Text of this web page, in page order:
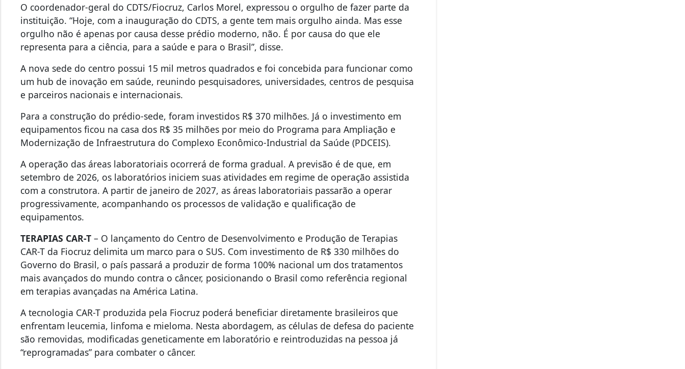
O coordenador-geral do CDTS/Fiocruz, Carlos Morel, expressou o orgulho de fazer parte da
instituição. “Hoje, com a inauguração do CDTS, a gente tem mais orgulho ainda. Mas esse
orgulho não é apenas por causa desse prédio moderno, não. É por causa do que ele
representa para a ciência, para a saúde e para o Brasil”, disse.
A nova sede do centro possui 15 mil metros quadrados e foi concebida para funcionar como
um hub de inovação em saúde, reunindo pesquisadores, universidades, centros de pesquisa
e parceiros nacionais e internacionais.
Para a construção do prédio-sede, foram investidos R$ 370 milhões. Já o investimento em
equipamentos ficou na casa dos R$ 35 milhões por meio do Programa para Ampliação e
Modernização de Infraestrutura do Complexo Econômico-Industrial da Saúde (PDCEIS).
A operação das áreas laboratoriais ocorrerá de forma gradual. A previsão é de que, em
setembro de 2026, os laboratórios iniciem suas atividades em regime de operação assistida
com a construtora. A partir de janeiro de 2027, as áreas laboratoriais passarão a operar
progressivamente, acompanhando os processos de validação e qualificação de
equipamentos.
TERAPIAS CAR-T– O lançamento do Centro de Desenvolvimento e Produção de Terapias
CAR-T da Fiocruz delimita um marco para o SUS. Com investimento de R$ 330 milhões do
Governo do Brasil, o país passará a produzir de forma 100% nacional um dos tratamentos
mais avançados do mundo contra o câncer, posicionando o Brasil como referência regional
em terapias avançadas na América Latina.
A tecnologia CAR-T produzida pela Fiocruz poderá beneficiar diretamente brasileiros que
enfrentam leucemia, linfoma e mieloma. Nesta abordagem, as células de defesa do paciente
são removidas, modificadas geneticamente em laboratório e reintroduzidas na pessoa já
“reprogramadas” para combater o câncer.